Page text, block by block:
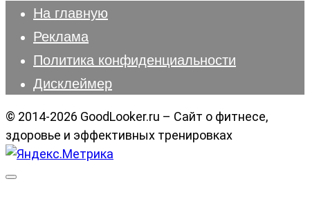
На главную
Реклама
Политика конфиденциальности
Дисклеймер
© 2014-2026 GoodLooker.ru – Сайт о фитнесе,
здоровье и эффективных тренировках